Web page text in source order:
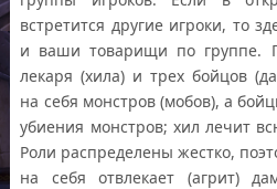
встретится другие игроки, то
и ваши товарищи по группе.
лекаря (хила) и трех бойцов
на себя монстров (мобов), а
убиения монстров; хил лечит
Роли распределены жестко,
на себя отвлекает (агрит)